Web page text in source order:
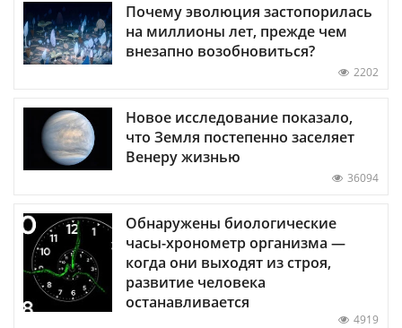
Почему эволюция застопорилась
на миллионы лет, прежде чем
внезапно возобновиться?
2202
Новое исследование показало,
что Земля постепенно заселяет
Венеру жизнью
36094
Обнаружены биологические
часы-хронометр организма —
когда они выходят из строя,
развитие человека
останавливается
4919